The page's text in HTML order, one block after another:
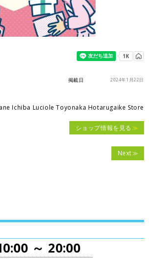
掲載日 2024年1月22日
Ichiba Luciole Toyonaka Hotarugaike Store
ショップ情報を見る
Next
～ 20:00